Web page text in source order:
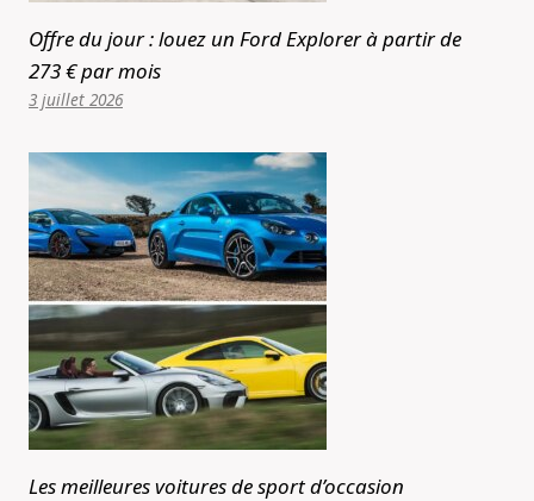
Offre du jour : louez un Ford Explorer à partir de
273 € par mois
3 juillet 2026
Les meilleures voitures de sport d’occasion